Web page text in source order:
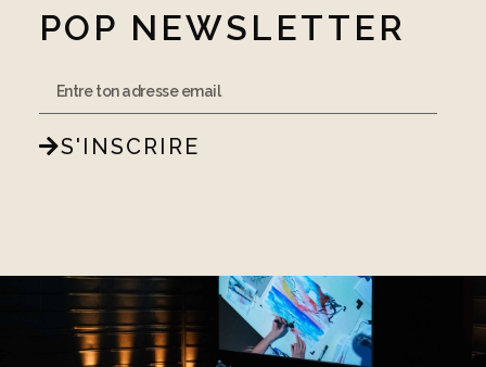
POP NEWSLETTER
S'INSCRIRE